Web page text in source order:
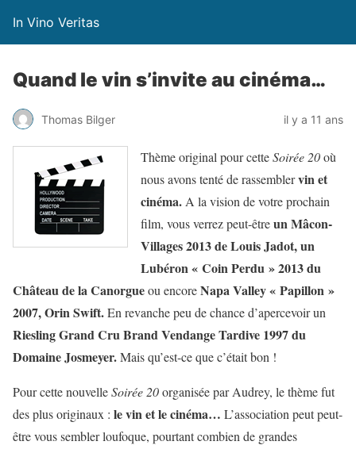
In Vino Veritas
Quand le vin s’invite au cinéma…
Thomas Bilger il y a 11 ans
Thème original pour cetteSoirée 20où
nous avons tenté de rassemblervin et
cinéma. A la vision de votre prochain
film, vous verrez peut-êtreun Mâcon-
Villages 2013 de Louis Jadot, un
Lubéron « Coin Perdu » 2013 du
Château de la Canorgueou encoreNapa Valley « Papillon »
2007, Orin Swift.En revanche peu de chance d’apercevoir un
Riesling Grand Cru Brand Vendange Tardive 1997 du
Domaine Josmeyer.Mais qu’est-ce que c’était bon !
Pour cette nouvelleSoirée 20organisée par Audrey, le thème fut
des plus originaux : le vin et le cinéma… L’association peut peut-
être vous sembler loufoque, pourtant combien de grandes